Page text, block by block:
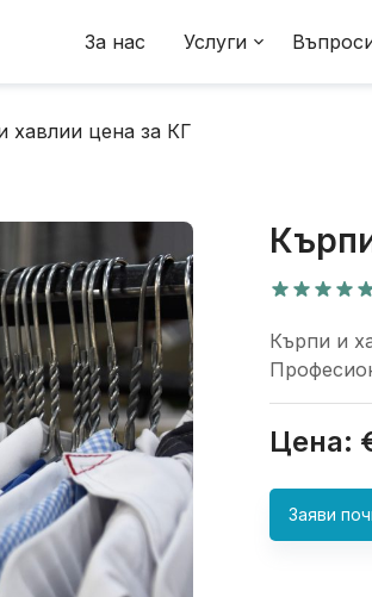
За нас Услуги
хавлии цена за КГ
Кърпи и
Цена:
Заяви